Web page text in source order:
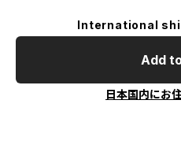
International
Add
日本国内にお